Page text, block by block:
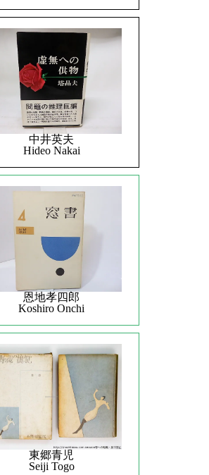
中井英夫
Hideo Nakai
恩地孝四郎
Koshiro Onchi
東郷青児
Seiji Togo